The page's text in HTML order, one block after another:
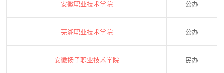
安徽职业技术学院 公办
芜湖职业技术学院 公办
安徽扬子职业技术学院 民办